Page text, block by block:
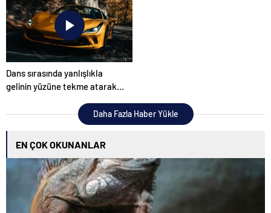
Dans sırasında yanlışlıkla
gelinin yüzüne tekme atarak
Daha Fazla Haber Yükle
EN ÇOK OKUNANLAR